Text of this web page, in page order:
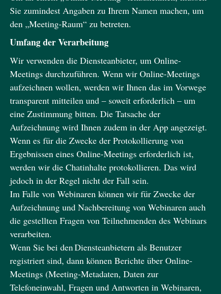
Sie zumindest Angaben zu Ihrem Namen machen, um
den „Meeting-Raum“ zu betreten.
Umfang der Verarbeitung
Wir verwenden die Diensteanbieter, um Online-
Meetings durchzuführen. Wenn wir Online-Meetings
aufzeichnen wollen, werden wir Ihnen das im Vorwege
transparent mitteilen und – soweit erforderlich – um
eine Zustimmung bitten. Die Tatsache der
Aufzeichnung wird Ihnen zudem in der App angezeigt.
Wenn es für die Zwecke der Protokollierung von
Ergebnissen eines Online-Meetings erforderlich ist,
werden wir die Chatinhalte protokollieren. Das wird
jedoch in der Regel nicht der Fall sein.
Im Falle von Webinaren können wir für Zwecke der
Aufzeichnung und Nachbereitung von Webinaren auch
die gestellten Fragen von Teilnehmenden des Webinars
verarbeiten.
Wenn Sie bei den Diensteanbietern als Benutzer
registriert sind, dann können Berichte über Online-
Meetings (Meeting-Metadaten, Daten zur
Telefoneinwahl, Fragen und Antworten in Webinaren,